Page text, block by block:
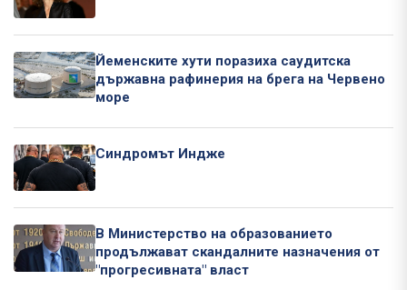
Йеменските хути поразиха саудитска
държавна рафинерия на брега на Червено
море
Синдромът Индже
В Министерство на образованието
продължават скандалните назначения от
"прогресивната" власт